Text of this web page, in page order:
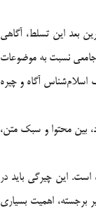
بعد اين تسلط، آگاهي
نسبت به موضوعات
اسلام‌شناس آگاه و چيره
بين محتوا و سبك متن،
اين چيرگي بايد در
برجسته، اهميت بسياري